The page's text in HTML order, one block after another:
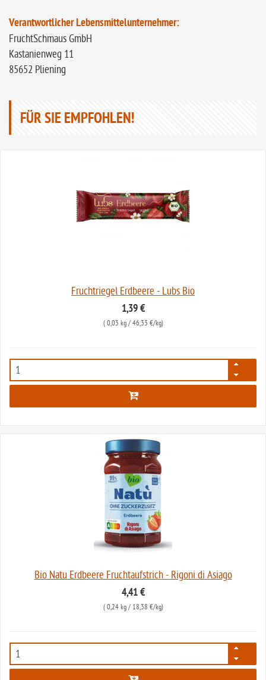
Verantwortlicher Lebensmittelunternehmer:
FruchtSchmaus GmbH
Kastanienweg 11
85652 Pliening
FÜR SIE EMPFOHLEN!
Fruchtriegel Erdbeere - Lubs Bio
1,39 €
( 0,03 kg/ 46,33 €/kg)
2207
Bio Natu Erdbeere Fruchtaufstrich - Rigoni di Asiago
4,41 €
( 0,24 kg/ 18,38 €/kg)
6869